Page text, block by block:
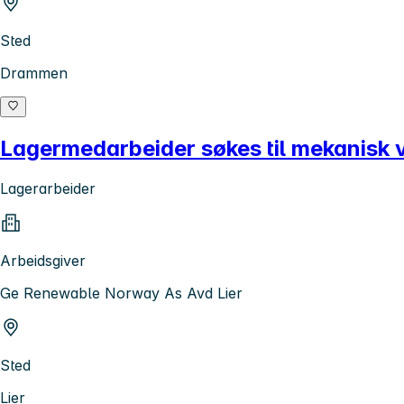
Sted
Drammen
Lagermedarbeider søkes til mekanisk
Lagerarbeider
Arbeidsgiver
Ge Renewable Norway As Avd Lier
Sted
Lier